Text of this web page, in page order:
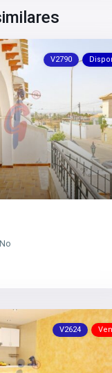
V2790
No
V2624